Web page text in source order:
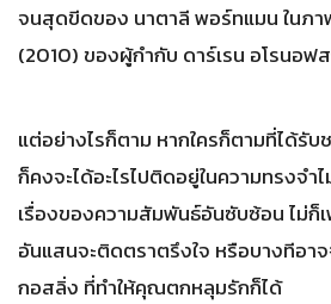
จนสุดขีดของ นาตาลี พอร์ทแมน ในภ
(2010) ของผู้กำกับ ดาร์เรน อโรนอฟ
แต่อย่างไรก็ตาม หากใครก็ตามที่ได้รั
ก็คงจะได้อะไรไปติดอยู่ในความทรงจำ
เรื่องของความสัมพันธ์อันซับซ้อน ไม่
อันแสนจะติดตราตรึงใจ หรือบางทีอาจ
กอสลิ่ง ที่ทำให้คุณตกหลุมรักก็ได้